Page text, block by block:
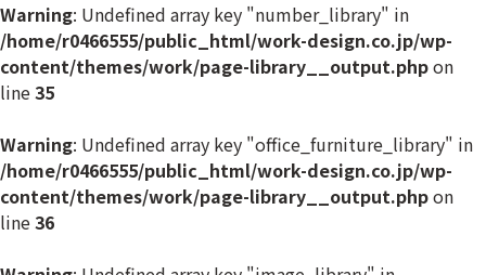
Warning: Undefined array key "number_library" in
/home/r0466555/public_html/work-design.co.jp/wp-
content/themes/work/page-library__output.phpon
line35
Warning: Undefined array key "office_furniture_library" in
/home/r0466555/public_html/work-design.co.jp/wp-
content/themes/work/page-library__output.phpon
line36